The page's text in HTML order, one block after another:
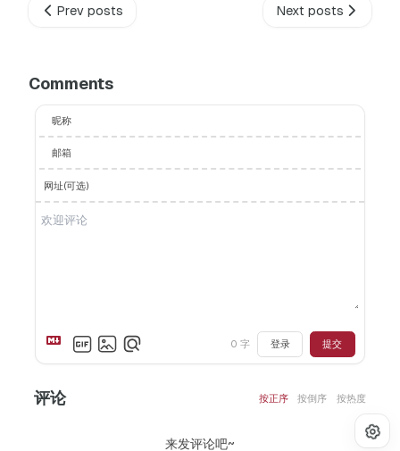
Prev posts Next posts
Comments
昵称
邮箱
网址(可选)
0字 登录 提交
评论 按正序 按倒序 按热度
来发评论吧~